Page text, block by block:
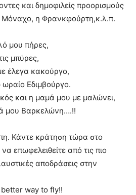
και δημοφιλείς προορισμούς
Μόναχο, η Φρανκφούρτη,κ.λ.π.
μου πήρες,
μπύρες,
έλεγα κακούργο,
Εδιμβούργο.
και η μαμά μου με μαλώνει,
μου Βαρκελώνη….!!
Κάντε κράτηση τώρα στο
επωφελειθείτε από τις πιο
αποδράσεις στην
way to fly!!